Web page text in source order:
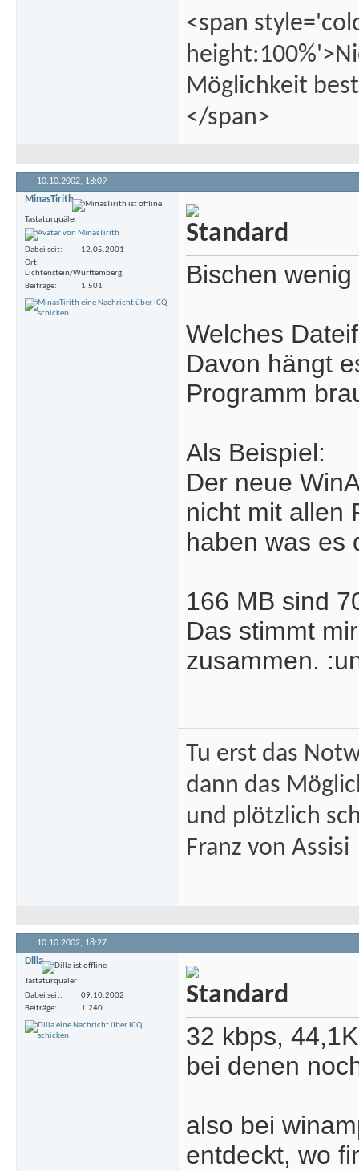
<span
Möglichkeit
</span>
10.10.2002, 18:09
MinasTirith
Tastaturquäler
Dabei seit
12.05.2001
Ort
Lichtenstein/Württemberg
Beiträge
1.501 Bischen
Welches
Davon hängt
Programm
Als Beispiel:
Der neue
nicht mit allen
haben was es
166 MB sind
Das stimmt
zusammen.
Tu erst das
dann das
und plötzlich
Franz von Assisi
10.10.2002, 18:27
Dilla
Tastaturquäler
Dabei seit
09.10.2002
Beiträge
1.240
32 kbps,
bei denen
also bei
entdeckt, wo